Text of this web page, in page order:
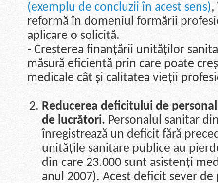
(exemplu de concluzii în acest sens),
reformă în domeniul formării
aplicare o solicită.
- Creșterea finanțării unităților
măsură eficientă prin care poate
medicale cât și calitatea vieții
Reducerea deficitului de
de lucrători. Personalul sanitar
înregistrează un deficit fără
unitățile sanitare publice au
din care 23.000 sunt asistenți
anul 2007). Acest deficit sever de